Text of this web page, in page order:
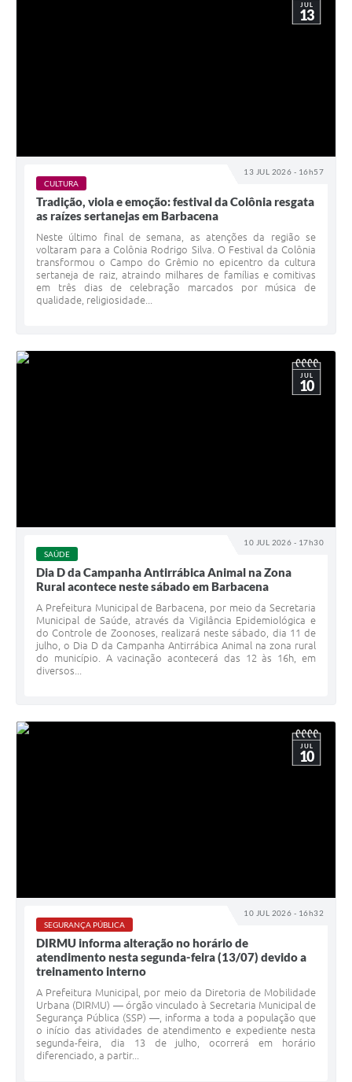
13 JUL 2026 - 16h57
JUL
13
CULTURA
Tradição, viola e emoção: festival da Colônia resgata
as raízes sertanejas em Barbacena
Neste último final de semana, as atenções da região se
voltaram para a Colônia Rodrigo Silva. O Festival da Colônia
transformou o Campo do Grêmio no epicentro da cultura
sertaneja de raiz, atraindo milhares de famílias e comitivas
em três dias de celebração marcados por música de
qualidade, religiosidade...
10 JUL 2026 - 17h30
JUL
10
SAÚDE
Dia D da Campanha Antirrábica Animal na Zona
Rural acontece neste sábado em Barbacena
A Prefeitura Municipal de Barbacena, por meio da Secretaria
Municipal de Saúde, através da Vigilância Epidemiológica e
do Controle de Zoonoses, realizará neste sábado, dia 11 de
julho, o Dia D da Campanha Antirrábica Animal na zona rural
do município. A vacinação acontecerá das 12 às 16h, em
diversos...
10 JUL 2026 - 16h32
JUL
10
SEGURANÇA PÚBLICA
DIRMU informa alteração no horário de
atendimento nesta segunda-feira (13/07) devido a
treinamento interno
A Prefeitura Municipal, por meio da Diretoria de Mobilidade
Urbana (DIRMU) — órgão vinculado à Secretaria Municipal de
Segurança Pública (SSP) —, informa a toda a população que
o início das atividades de atendimento e expediente nesta
segunda-feira, dia 13 de julho, ocorrerá em horário
diferenciado, a partir...